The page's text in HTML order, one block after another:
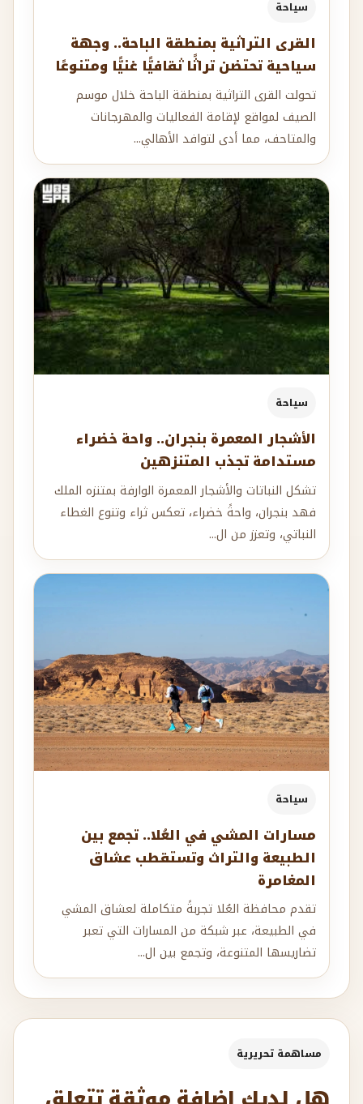
سياحة
القرى التراثية بمنطقة الباحة.. وجهة
سياحية تحتضن تراثًا ثقافيًّا غنيًّا ومتنوعًا
تحولت القرى التراثية بمنطقة الباحة خلال موسم
الصيف لمواقع لإقامة الفعاليات والمهرجانات
والمتاحف، مما أدى لتوافد الأهالي...
سياحة
الأشجار المعمرة بنجران.. واحة خضراء
مستدامة تجذب المتنزهين
تشكل النباتات والأشجار المعمرة الوارفة بمتنزه الملك
فهد بنجران، واحةً خضراء، تعكس ثراء وتنوع الغطاء
النباتي، وتعزز من ال...
سياحة
مسارات المشي في العُلا.. تجمع بين
الطبيعة والتراث وتستقطب عشاق
المغامرة
تقدم محافظة العُلا تجربةً متكاملة لعشاق المشي
في الطبيعة، عبر شبكة من المسارات التي تعبر
تضاريسها المتنوعة، وتجمع بين ال...
مساهمة تحريرية